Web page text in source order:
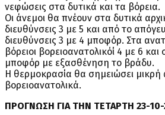
νεφώσεις στα δυτικά και τα βόρεια.
Οι άνεμοι θα πνέουν στα δυτικά
διευθύνσεις 3 με 5 και από το
διευθύνσεις 3 με 4 μποφόρ. Στα
βόρειοι βορειοανατολικόί 4 με 6 και
μποφόρ με εξασθένηση το βράδυ.
Η θερμοκρασία θα σημειώσει μικρή
βορειοανατολικά.
ΠΡΟΓΝΩΣΗ ΓΙΑ ΤΗΝ ΤΕΤΑΡΤΗ 23-10-